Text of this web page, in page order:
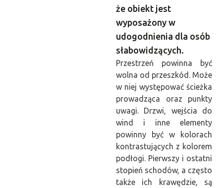
że obiekt jest
wyposażony w
udogodnienia dla osób
słabowidzących.
Przestrzeń powinna być
wolna od przeszkód. Może
w niej występować ścieżka
prowadząca oraz punkty
uwagi. Drzwi, wejścia do
wind i inne elementy
powinny być w kolorach
kontrastujących z kolorem
podłogi. Pierwszy i ostatni
stopień schodów, a często
także ich krawędzie, są